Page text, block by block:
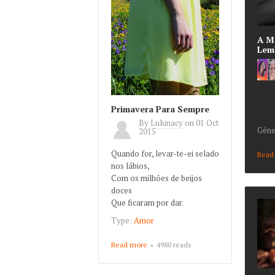
A
Primavera Para Sempre
By Lulunacy on 01 Oct
2015
Quando for, levar-te-ei selado
nos lábios,
Com os milhões de beijos
doces
Que ficaram por dar.
Type: Amor
Read more about Primavera Para
4980 reads